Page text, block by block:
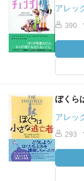
アレッ
390
ぼくら
アレッ
293